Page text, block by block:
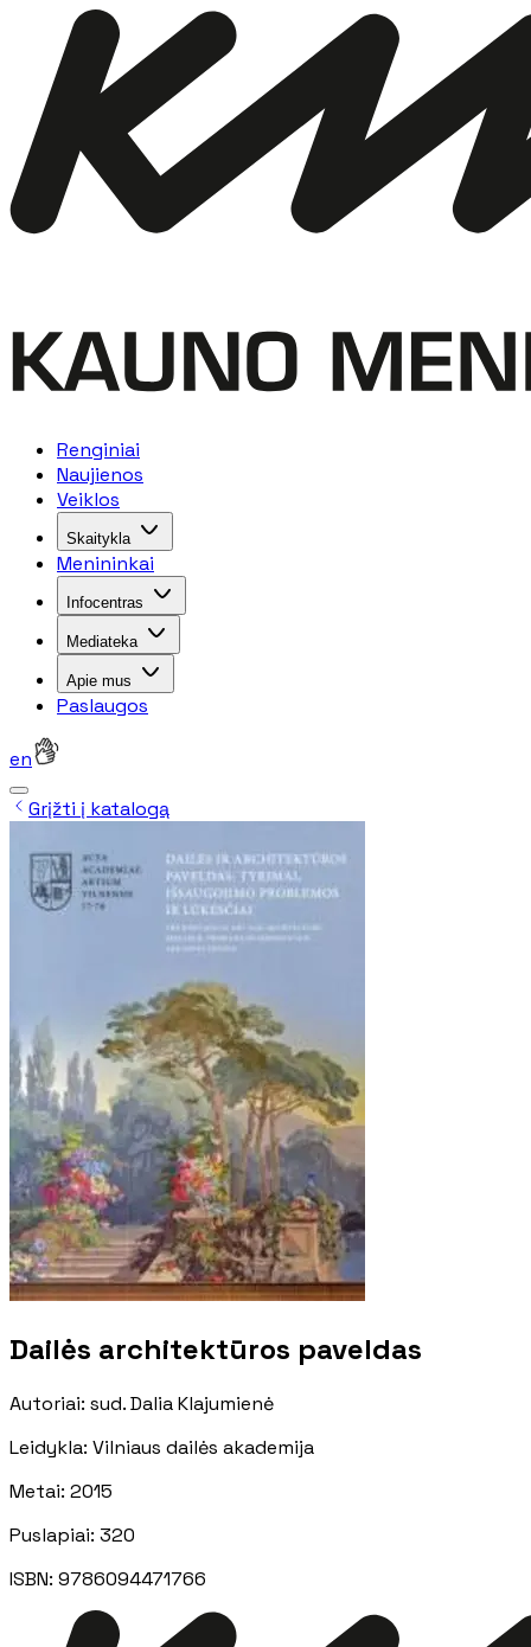
Renginiai
Naujienos
Veiklos
Skaitykla
Menininkai
Infocentras
Mediateka
Apie mus
Paslaugos
en
Grįžti į katalogą
Dailės architektūros paveldas
Autoriai: sud. Dalia Klajumienė
Leidykla: Vilniaus dailės akademija
Metai: 2015
Puslapiai: 320
ISBN: 9786094471766